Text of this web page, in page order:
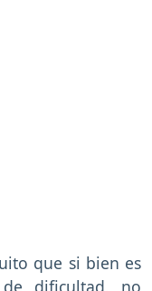
que si bien es
dificultad, no